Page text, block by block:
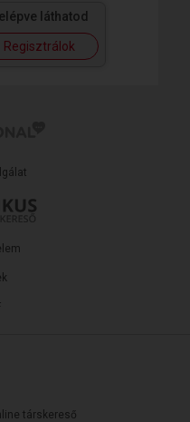
láthatod
Regisztrálok
társkereső